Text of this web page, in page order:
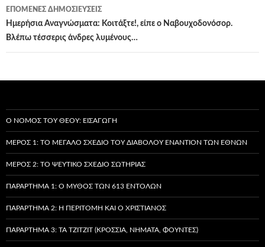
ΕΠΌΜΕΝΕΣ ΔΗΜΟΣΙΕΎΣΕΙΣ
Ημερήσια Αναγνώσματα: Κοιτάξτε!, είπε ο Ναβουχοδονόσορ.
Βλέπω τέσσερις άνδρες λυμένους…
Ο ΝΌΜΟΣ ΤΟΥ ΘΕΟΎ: ΕΙΣΑΓΩΓΉ
ΜΈΡΟΣ 1: ΤΟ ΜΕΓΆΛΟ ΣΧΈΔΙΟ ΤΟΥ ΔΙΑΒΌΛΟΥ ΕΝΑΝΤΊΟΝ ΤΩΝ ΕΘΝΏΝ
ΜΈΡΟΣ 2: ΤΟ ΨΕΎΤΙΚΟ ΣΧΈΔΙΟ ΣΩΤΗΡΊΑΣ
ΠΑΡΆΡΤΗΜΑ 1: Ο ΜΎΘΟΣ ΤΩΝ 613 ΕΝΤΟΛΏΝ
ΠΑΡΆΡΤΗΜΑ 2: Η ΠΕΡΙΤΟΜΉ ΚΑΙ Ο ΧΡΙΣΤΙΑΝΌΣ
ΠΑΡΆΡΤΗΜΑ 3: ΤΑ TZITZIT (ΚΡΌΣΣΙΑ, ΝΉΜΑΤΑ, ΦΟΎΝΤΕΣ)